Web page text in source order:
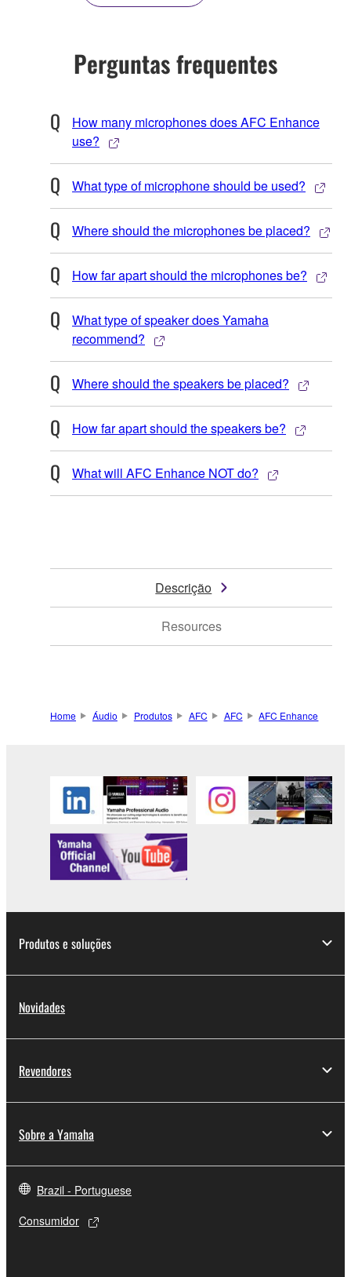
Perguntas frequentes
How many microphones does AFC Enhance
use?
What type of microphone should be used?
Where should the microphones be placed?
How far apart should the microphones be?
What type of speaker does Yamaha
recommend?
Where should the speakers be placed?
How far apart should the speakers be?
What will AFC Enhance NOT do?
Descrição
Resources
Home Áudio Produtos AFC AFC AFC Enhance
Produtos e soluções
Novidades
Revendores
Sobre a Yamaha
Brazil - Portuguese
Consumidor